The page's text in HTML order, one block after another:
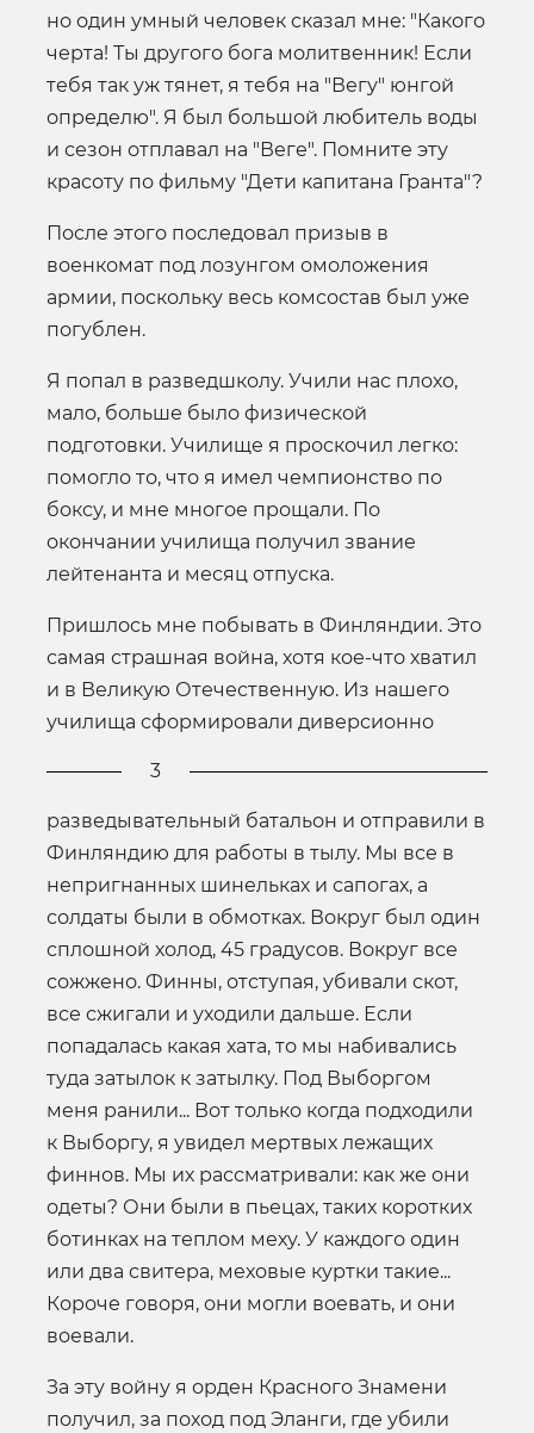
но один умный человек сказал мне: "Какого
черта! Ты другого бога молитвенник! Если
тебя так уж тянет, я тебя на "Вегу" юнгой
определю". Я был большой любитель воды
и сезон отплавал на "Веге". Помните эту
красоту по фильму "Дети капитана Гранта"?
После этого последовал призыв в
военкомат под лозунгом омоложения
армии, поскольку весь комсостав был уже
погублен.
Я попал в разведшколу. Учили нас плохо,
мало, больше было физической
подготовки. Училище я проскочил легко:
помогло то, что я имел чемпионство по
боксу, и мне многое прощали. По
окончании училища получил звание
лейтенанта и месяц отпуска.
Пришлось мне побывать в Финляндии. Это
самая страшная война, хотя кое-что хватил
и в Великую Отечественную. Из нашего
училища сформировали диверсионно
3
разведывательный батальон и отправили в
Финляндию для работы в тылу. Мы все в
непригнанных шинельках и сапогах, а
солдаты были в обмотках. Вокруг был один
сплошной холод, 45 градусов. Вокруг все
сожжено. Финны, отступая, убивали скот,
все сжигали и уходили дальше. Если
попадалась какая хата, то мы набивались
туда затылок к затылку. Под Выборгом
меня ранили... Вот только когда подходили
к Выборгу, я увидел мертвых лежащих
финнов. Мы их рассматривали: как же они
одеты? Они были в пьецах, таких коротких
ботинках на теплом меху. У каждого один
или два свитера, меховые куртки такие...
Короче говоря, они могли воевать, и они
воевали.
За эту войну я орден Красного Знамени
получил, за поход под Эланги, где убили